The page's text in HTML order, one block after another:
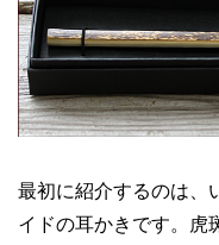
最初に紹介するのは、
イドの耳かきです。虎